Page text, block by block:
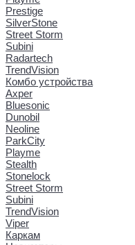
Prestige
SilverStone
Street Storm
Subini
Radartech
TrendVision
Комбо устройства
Axper
Bluesonic
Dunobil
Neoline
ParkCity
Playme
Stealth
Stonelock
Street Storm
Subini
TrendVision
Viper
Каркам